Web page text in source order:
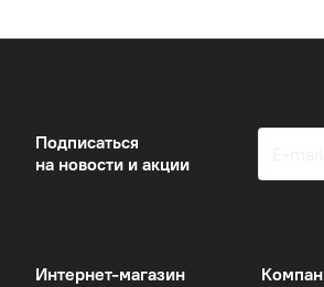
Подписаться
на новости и акции
Интернет-магазин